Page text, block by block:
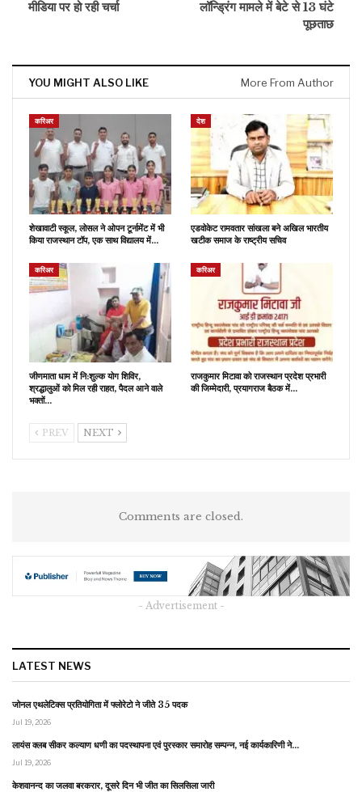
मीडिया पर हो रही चर्चा
लॉन्ड्रिंग मामले में बेटे से 13 घंटे
पूछताछ
YOU MIGHT ALSO LIKE More From Author
करिअर
शेखावाटी स्कूल, लोसल ने ओपन टूर्नामेंट में भी
किया राजस्थान टॉप, एक साथ विद्यालय में…
देश
एडवोकेट रामवतार सांखला बने अखिल भारतीय
खटीक समाज के राष्ट्रीय सचिव
करिअर
जीणमाता धाम में नि:शुल्क योग शिविर,
श्रद्धालुओं को मिल रही राहत, पैदल आने वाले
भक्तों…
करिअर
राजकुमार मिटावा को राजस्थान प्रदेश प्रभारी
की जिम्मेदारी, प्रयागराज बैठक में…
PREV NEXT
Comments are closed.
- Advertisement -
LATEST NEWS
जोनल एथलेटिक्स प्रतियोगिता में फ्लोरेटो ने जीते 35 पदक
Jul 19, 2026
लायंस क्लब सीकर कल्याण धणी का पदस्थापना एवं पुरस्कार समारोह सम्पन्न, नई कार्यकारिणी ने…
Jul 19, 2026
केशवानन्द का जलवा बरकरार, दूसरे दिन भी जीत का सिलसिला जारी